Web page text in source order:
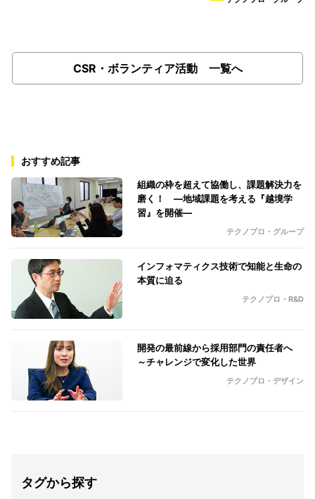
CSR・ボランティア活動 一覧へ
おすすめ記事
組織の枠を超えて協働し、課題解決力を
磨く！ ―地域課題を考える『越境学
習』を開催―
テクノプロ・グループ
インフォマティクス技術で知能と生命の
本質に迫る
テクノプロ・R&D
開発の最前線から採用部門の責任者へ
～チャレンジで変化した世界
テクノプロ・デザイン
タグから探す